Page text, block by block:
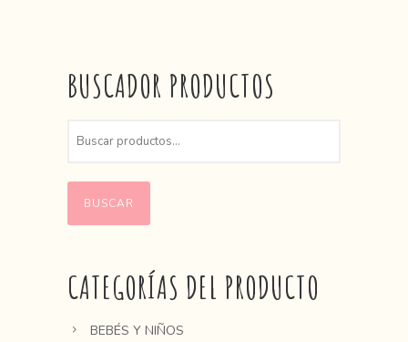
BUSCADOR PRODUCTOS
BUSCAR
CATEGORÍAS DEL PRODUCTO
BEBÉS Y NIÑOS